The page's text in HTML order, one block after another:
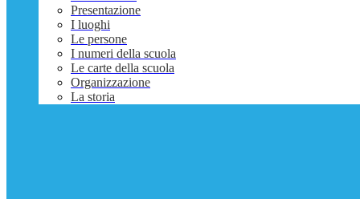
Presentazione
I luoghi
Le persone
I numeri della scuola
Le carte della scuola
Organizzazione
La storia